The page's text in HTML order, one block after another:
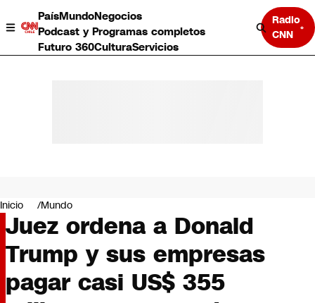
PaísMundoNegocios
Podcast y Programas completos
Futuro 360CulturaServicios
Radio
CNN
Negocios
Deportes
Programas completos
Cultura
Servicios
Bits
CNN Data
Inicio Mundo
Juez ordena a Donald
Trump y sus empresas
pagar casi US$ 355